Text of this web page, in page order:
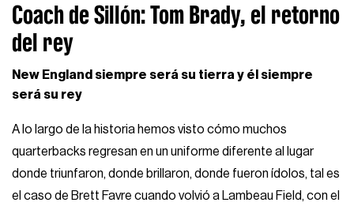
Coach de Sillón: Tom Brady, el retorno
del rey
New England siempre será su tierra y él siempre
será su rey
A lo largo de la historia hemos visto cómo muchos
quarterbacks regresan en un uniforme diferente al lugar
donde triunfaron, donde brillaron, donde fueron ídolos, tal es
el caso de Brett Favre cuando volvió a Lambeau Field, con el